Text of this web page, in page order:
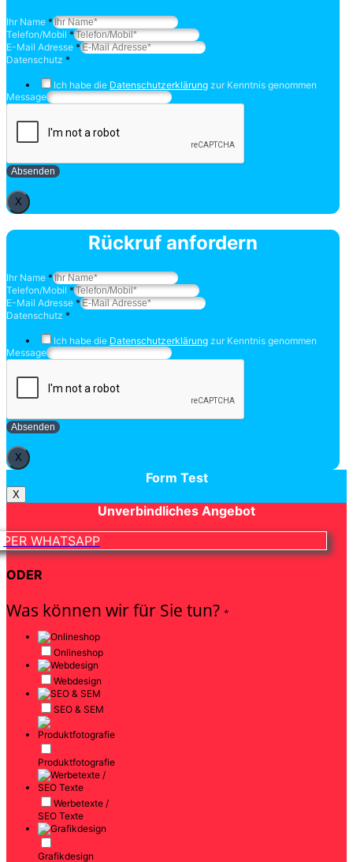
Ihr Name *
Telefon/Mobil *
E-Mail Adresse *
Datenschutz *
Ich habe die Datenschutzerklärung zur Kenntnis genommen
Message
Absenden
X
Rückruf anfordern
Ihr Name *
Telefon/Mobil *
E-Mail Adresse *
Datenschutz *
Ich habe die Datenschutzerklärung zur Kenntnis genommen
Message
Absenden
X
Form Test
X
Unverbindliches Angebot
PER WHATSAPP
ODER
Was können wir für Sie tun? *
Onlineshop
Webdesign
SEO & SEM
Produktfotografie
Werbetexte /
SEO Texte
Grafikdesign